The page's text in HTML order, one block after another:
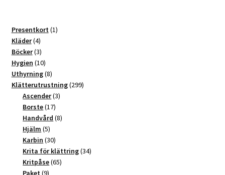
e
r
n
a
t
i
v
e
Presentkort 11
Kläder 44
produkter
Böcker 33
produkter
Hygien 1010
produkter
Uthyrning 88
produkter
Klätterutrustning 299299
Ascender 33
Borste 1717
produkter
Handvård 88
Hjälm 55
produkter
Karbin 3030
produkter
Krita för klättring 3434
Kritpåse 6565
Paket 99